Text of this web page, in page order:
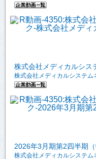
株式会社メディカルシス
株式会社メディカルシステム
2026年3月期第2四半期
株式会社メディカルシステム